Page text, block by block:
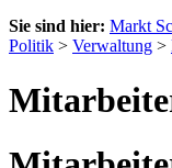
Sie sind hier: Markt
Politik > Verwaltung >